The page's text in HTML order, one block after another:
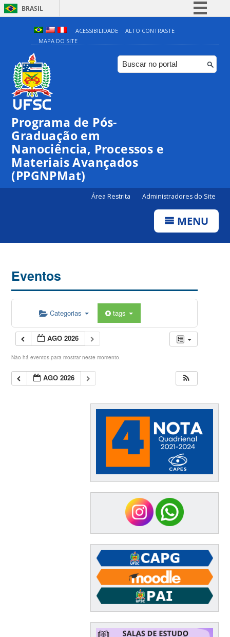
BRASIL
Simplifique!
Comunica BR
Participe
ACESSIBILIDADE
ALTO CONTRASTE
MAPA DO SITE
Programa de Pós-
Graduação em
Nanociência, Processos e
Materiais Avançados
(PPGNPMat)
Área Restrita Administradores do Site
MENU
Eventos
Categorias tags
AGO 2026
Não há eventos para mostrar neste momento.
AGO 2026